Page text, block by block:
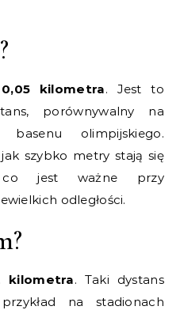
0,05 kilometra. Jest to
porównywalny na
olimpijskiego.
szybko metry stają się
co jest ważne przy
odległości.
kilometra. Taki dystans
na stadionach